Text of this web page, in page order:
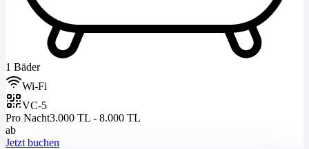
1 Bäder
Wi-Fi
VC-5
Pro Nacht3.000 TL - 8.000 TL
ab
Jetzt buchen